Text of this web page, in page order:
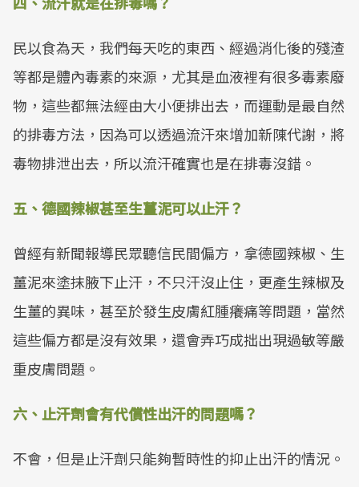
民以食為天，我們每天吃的東西、經過消化後的殘渣
等都是體內毒素的來源，尤其是血液裡有很多毒素廢
物，這些都無法經由大小便排出去，而運動是最自然
的排毒方法，因為可以透過流汗來增加新陳代謝，將
毒物排泄出去，所以流汗確實也是在排毒沒錯。
五、德國辣椒甚至生薑泥可以止汗？
曾經有新聞報導民眾聽信民間偏方，拿德國辣椒、生
薑泥來塗抹腋下止汗，不只汗沒止住，更產生辣椒及
生薑的異味，甚至於發生皮膚紅腫癢痛等問題，當然
這些偏方都是沒有效果，還會弄巧成拙出現過敏等嚴
重皮膚問題。
六、止汗劑會有代償性出汗的問題嗎？
不會，但是止汗劑只能夠暫時性的抑止出汗的情況。